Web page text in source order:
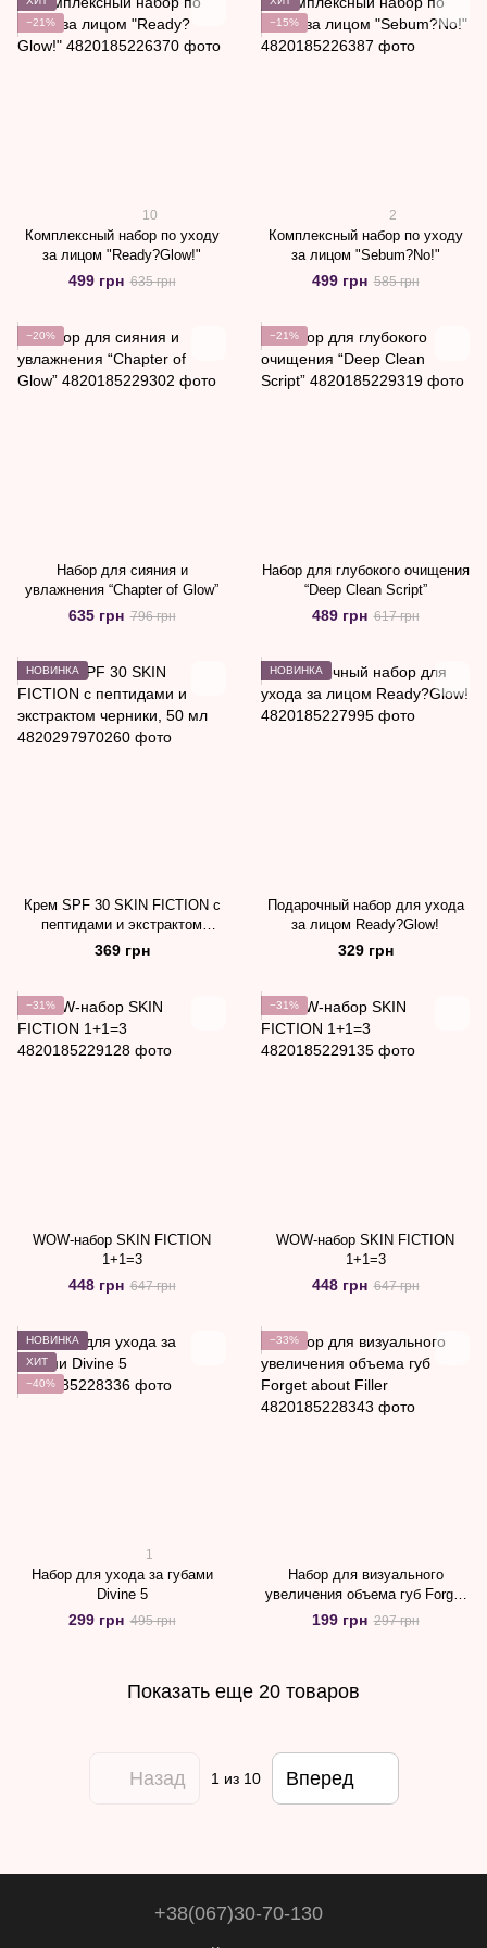
−21%
10
Комплексный набор по уходу
за лицом "Ready?Glow!"
499 грн 635 грн
−15%
2
Комплексный набор по уходу
за лицом "Sebum?No!"
499 грн 585 грн
−20%
Набор для сияния и
увлажнения “Chapter of Glow”
635 грн 796 грн
−21%
Набор для глубокого очищения
“Deep Clean Script”
489 грн 617 грн
НОВИНКА
Крем SPF 30 SKIN FICTION с
пептидами и экстрактом
черники, 50 мл
369 грн
НОВИНКА
Подарочный набор для ухода
за лицом Ready?Glow!
329 грн
−31%
WOW-набор SKIN FICTION
1+1=3
448 грн 647 грн
−31%
WOW-набор SKIN FICTION
1+1=3
448 грн 647 грн
НОВИНКА
ХИТ
−40%
1
Набор для ухода за губами
Divine 5
299 грн 495 грн
−33%
Набор для визуального
увеличения объема губ Forget
about Filler
199 грн 297 грн
Показать еще 20 товаров
Назад 1 из 10 Вперед
+38(067)30-70-130